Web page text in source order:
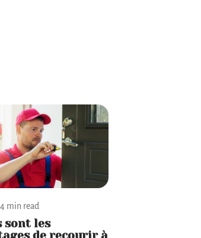
4 min read
sont les
de recourir à